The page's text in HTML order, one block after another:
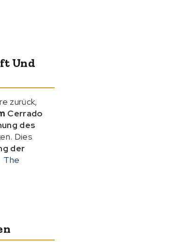
Und
zurück,
Cerrado
des
Dies
der
The